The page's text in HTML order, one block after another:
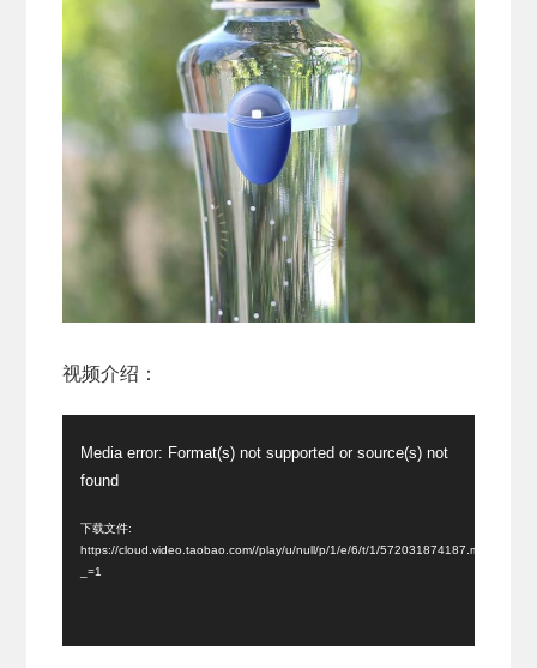
视频介绍：
放
Media error: Format(s) not supported or source(s) not
found
下载文件:
https://cloud.video.taobao.com//play/u/null/p/1/e/6/t/1/572031874187.mp4?
_=1